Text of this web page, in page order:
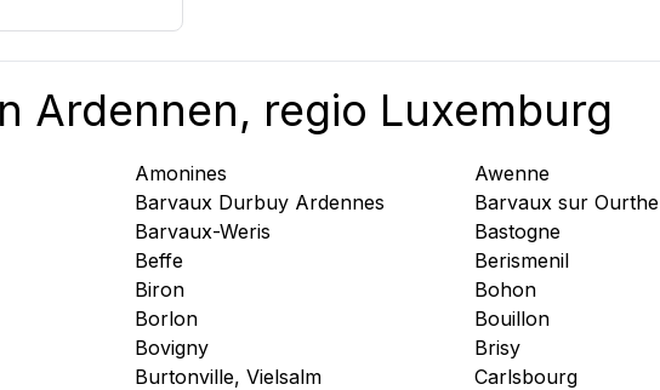
Ardennen, regio Luxemburg
Amonines Awenne
Barvaux Durbuy Ardennes Barvaux sur Ourthe
Barvaux-Weris Bastogne
Beffe Berismenil
Biron Bohon
Borlon Bouillon
Bovigny Brisy
Burtonville, Vielsalm Carlsbourg